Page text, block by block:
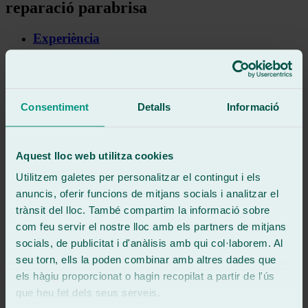
Consentiment Detalls Informació
Aquest lloc web utilitza cookies
Utilitzem galetes per personalitzar el contingut i els
anuncis, oferir funcions de mitjans socials i analitzar el
trànsit del lloc. També compartim la informació sobre
com feu servir el nostre lloc amb els partners de mitjans
socials, de publicitat i d'anàlisis amb qui col·laborem. Al
seu torn, ells la poden combinar amb altres dades que
els hàgiu proporcionat o hagin recopilat a partir de l'ús
que heu fet dels seus serveis.
reparació parabrisa
Experiència
Comptem amb personal altament especialitzat i amb
experiència en la reparació de parabrisa que garantirà el millor
rapidesa, garantint una ràpida solució als problemes del teu
Atenció personalitzada
Oferim un servei personalitzat, atenent les teves necessitats
específiques i a les teves preferències.
Servei a domicili
Per a major comoditat, brindem l’opció del servei a domicili,
facilitant la reparació parabrisa sense que hagis de desplaçar-